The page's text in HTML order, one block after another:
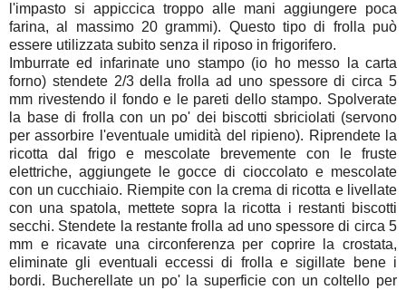
l'impasto si appiccica troppo alle mani aggiungere poca
farina, al massimo 20 grammi). Questo tipo di frolla può
essere utilizzata subito senza il riposo in frigorifero.
Imburrate ed infarinate uno stampo (io ho messo la carta
forno) stendete 2/3 della frolla ad uno spessore di circa 5
mm rivestendo il fondo e le pareti dello stampo. Spolverate
la base di frolla con un po' dei biscotti sbriciolati (servono
per assorbire l'eventuale umidità del ripieno). Riprendete la
ricotta dal frigo e mescolate brevemente con le fruste
elettriche, aggiungete le gocce di cioccolato e mescolate
con un cucchiaio. Riempite con la crema di ricotta e livellate
con una spatola, mettete sopra la ricotta i restanti biscotti
secchi. Stendete la restante frolla ad uno spessore di circa 5
mm e ricavate una circonferenza per coprire la crostata,
eliminate gli eventuali eccessi di frolla e sigillate bene i
bordi. Bucherellate un po' la superficie con un coltello per